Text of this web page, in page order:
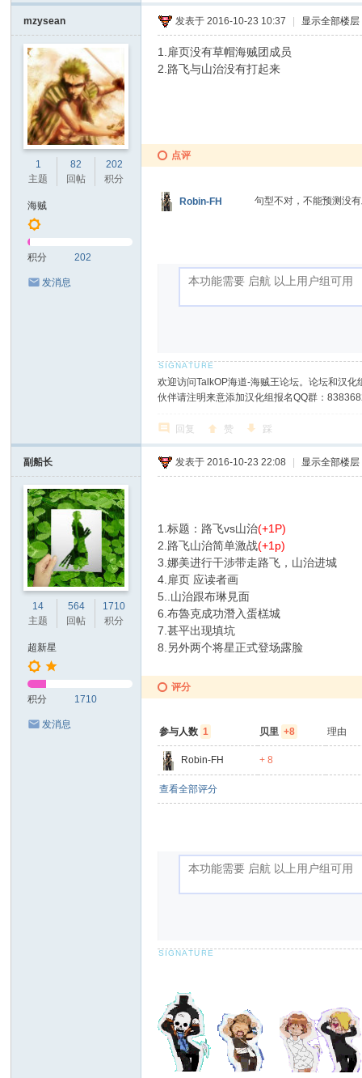
mzysean
1
主题
82
回帖
202
积分
海贼
积分 202
发消息
发表于 2016-10-23 10:37 显示全部楼层
1.扉页没有草帽海贼团成员
2.路飞与山治没有打起来
点评
Robin-FH 句型不对，不能预测没
欢迎访问TalkOP海道-海贼王论坛。论坛和汉
伙伴请注明来意添加汉化组报名QQ群：
回复 赞 踩
副船长
14
主题
564
回帖
1710
积分
超新星
积分 1710
发消息
发表于 2016-10-23 22:08 显示全部楼层
1.标题：路飞vs山治(+1P)
2.路飞山治简单激战(+1p)
3.娜美进行干涉带走路飞，山治进城
4.扉页 应读者画
5..山治跟布琳見面
6.布魯克成功潛入蛋榚城
7.甚平出现填坑
8.另外两个将星正式登场露脸
评分
参与人数 1 贝里 +8 理由
Robin-FH + 8
查看全部评分